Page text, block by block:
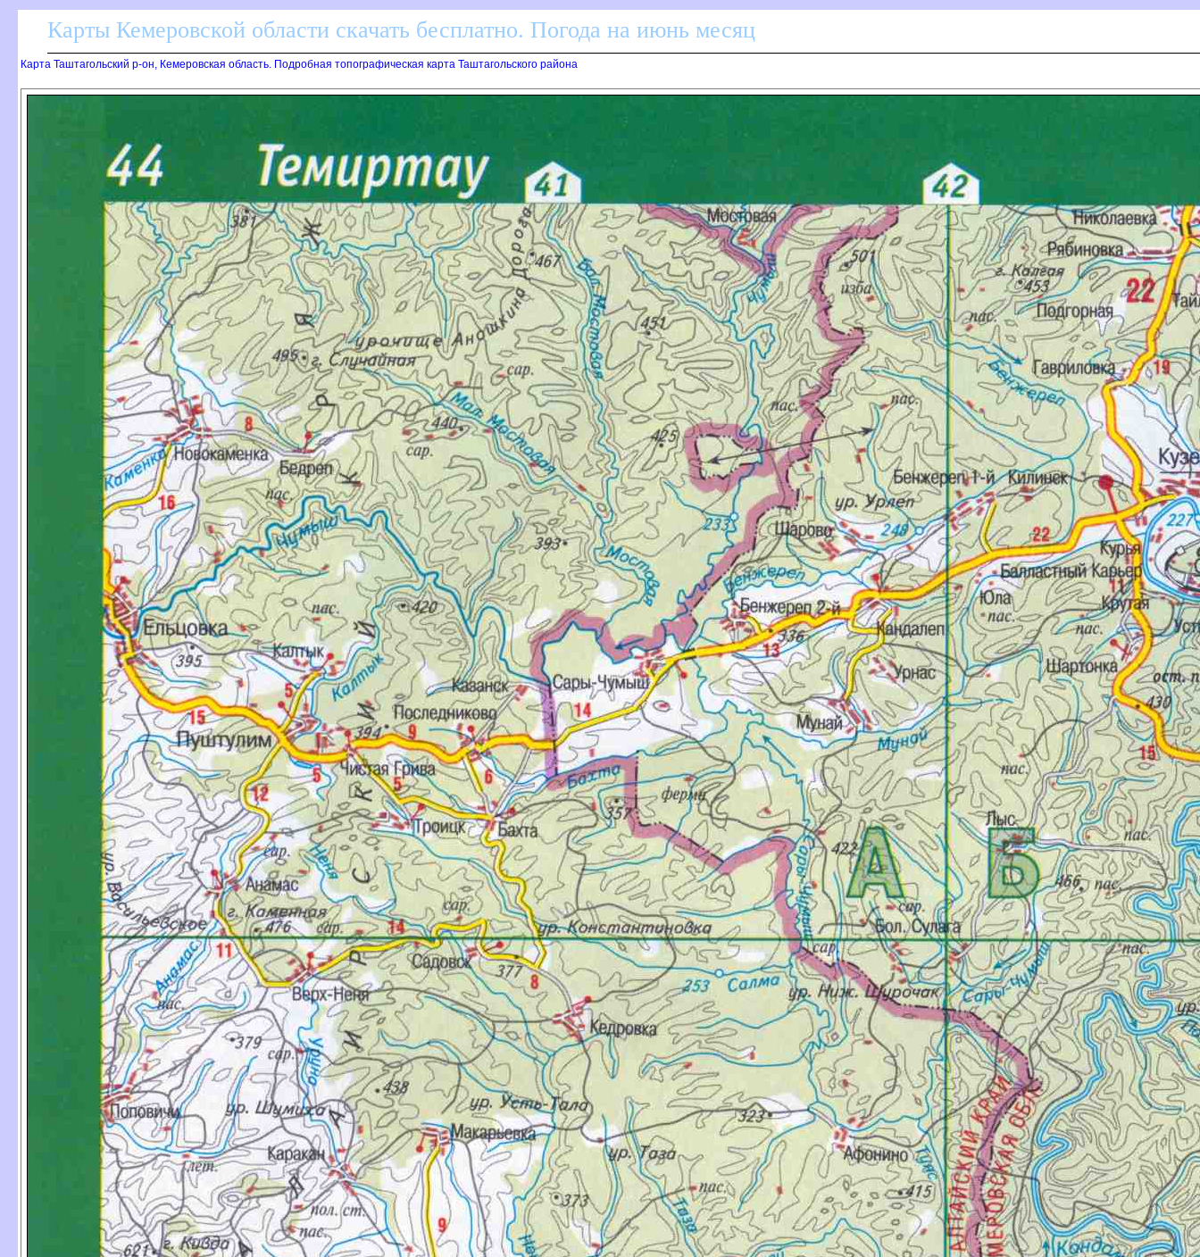
Карты Кемеровской области скачать бесплатно. Погода на июнь месяц
Карта Таштагольский р-он, Кемеровская область. Подробная топографическая карта Таштагольского района